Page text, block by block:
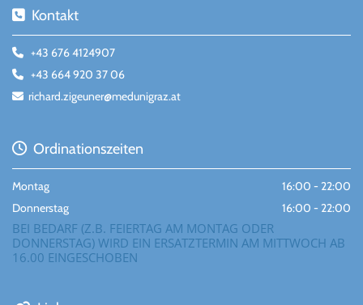
 Kontakt
 +43 676 4124907
 +43 664 920 37 06
 richard.zigeuner@medunigraz.at
Ordinationszeiten
Montag
16:00 - 22:00
Donnerstag
16:00 - 22:00
BEI BEDARF (Z.B. FEIERTAG AM MONTAG ODER
DONNERSTAG) WIRD EIN ERSATZTERMIN AM MITTWOCH AB
16.00 EINGESCHOBEN